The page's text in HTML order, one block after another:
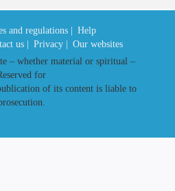
and regulations |
Help
us | Privacy |
Our websites
– whether material or spiritual –
for
of its content is liable to